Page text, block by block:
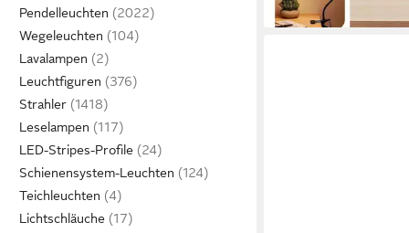
Pendelleuchten
Wegeleuchten
Lavalampen
Leuchtfiguren
Strahler
Leselampen
LED-Stripes-Profile
Schienensystem-Leuchten
Teichleuchten
Lichtschläuche